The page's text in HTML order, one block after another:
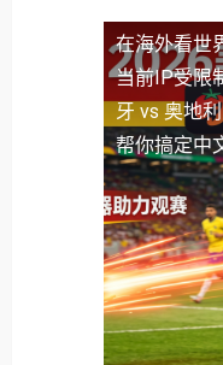
在海外看世
当前IP受限
牙 vs 奥地
帮你搞定中